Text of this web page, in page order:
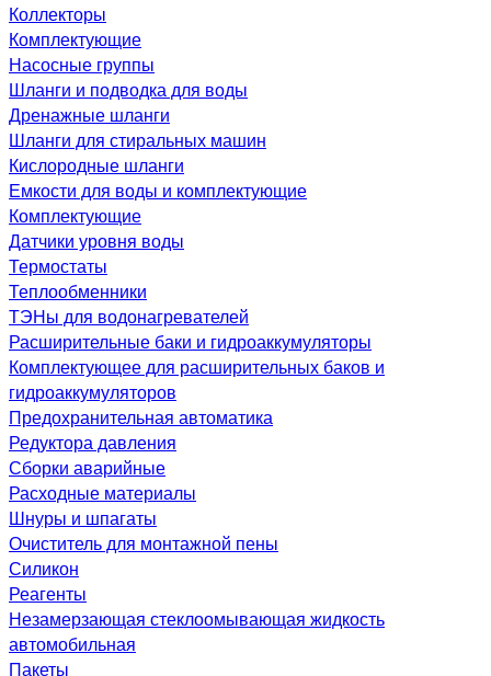
Коллекторы
Комплектующие
Насосные группы
Шланги и подводка для воды
Дренажные шланги
Шланги для стиральных машин
Кислородные шланги
Емкости для воды и комплектующие
Комплектующие
Датчики уровня воды
Термостаты
Теплообменники
ТЭНы для водонагревателей
Расширительные баки и гидроаккумуляторы
Комплектующее для расширительных баков и
гидроаккумуляторов
Предохранительная автоматика
Редуктора давления
Сборки аварийные
Расходные материалы
Шнуры и шпагаты
Очиститель для монтажной пены
Силикон
Реагенты
Незамерзающая стеклоомывающая жидкость
автомобильная
Пакеты